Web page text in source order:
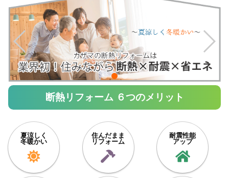
断熱リフォーム ６つのメリット
夏涼しく
冬暖かい
住んだまま
リフォーム
耐震性能
アップ